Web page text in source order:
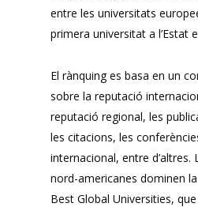
entre les universitats
primera universitat a l’Estat
El rànquing es basa en un
sobre la reputació
reputació regional, les
les citacions, les
internacional, entre d’altres.
nord-americanes dominen
Best Global Universities,